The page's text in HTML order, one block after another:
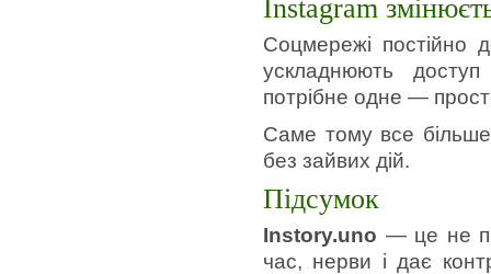
Instagram
Соцмережі постійно
ускладнюють
потрібне одне —
Саме тому все
без зайвих дій.
Підсумок
Instory.uno — це не
час, нерви і дає